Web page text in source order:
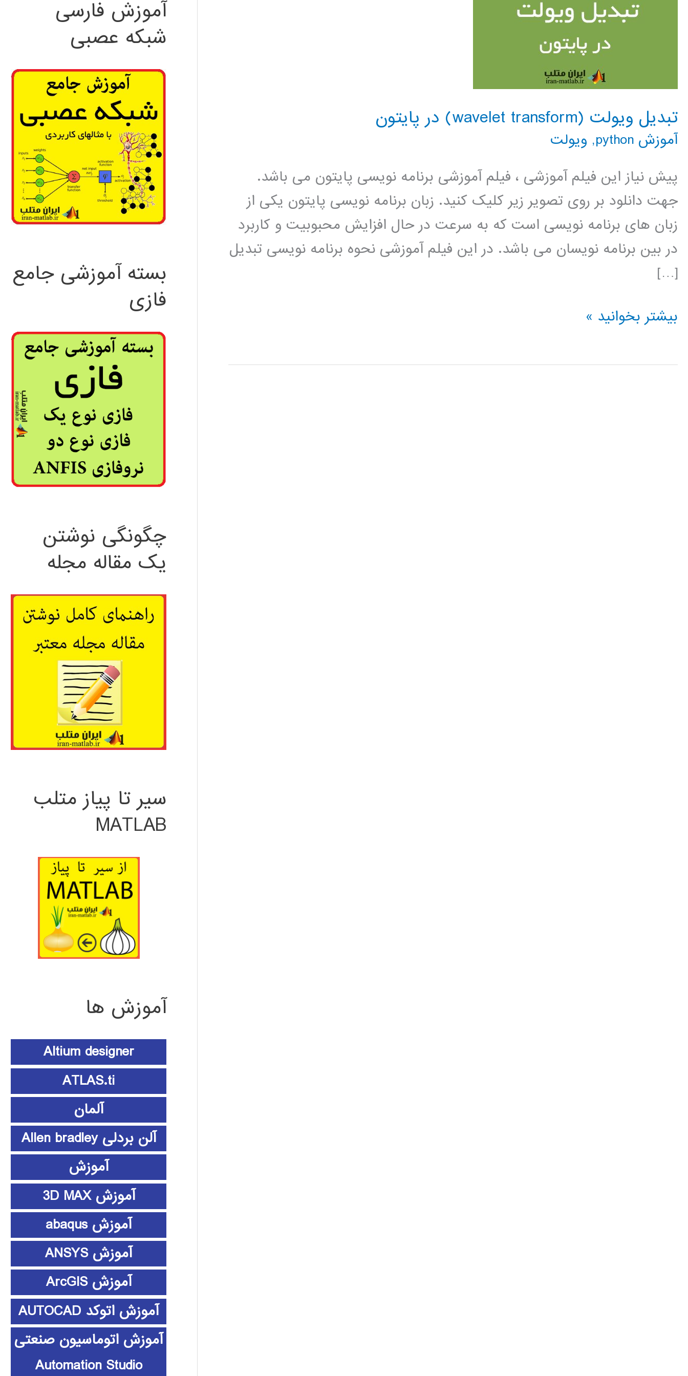
تبدیل ویولت (wavelet transform) در پایتون
آموزش python , ویولت
پیش نیاز این فیلم آموزشی ، فیلم آموزشی برنامه نویسی پایتون می باشد.
جهت دانلود بر روی تصویر زیر کلیک کنید. زبان برنامه نویسی پایتون یکی از
زبان های برنامه نویسی است که به سرعت در حال افزایش محبوبیت و کاربرد
در بین برنامه نویسان می باشد. در این فیلم آموزشی نحوه برنامه نویسی تبدیل
[…]
تبدیل
(wavelet
بیشتر بخوانید »
آموزش فارسی
شبکه عصبی
بسته آموزشی جامع
فازی
چگونگی نوشتن
یک مقاله مجله
سیر تا پیاز متلب
MATLAB
آموزش ها
Altium designer
ATLAS.ti
آلمان
آلن بردلی Allen bradley
آموزش
آموزش 3D MAX
آموزش abaqus
آموزش ANSYS
آموزش ArcGIS
آموزش اتوکد AUTOCAD
آموزش اتوماسیون صنعتی
Automation Studio